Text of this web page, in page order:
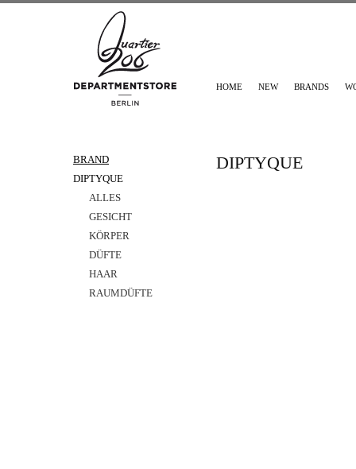
HOME NEW BRANDS
BRAND
DIPTYQUE
ALLES
GESICHT
KÖRPER
DÜFTE
HAAR
RAUMDÜFTE
DIPTYQUE